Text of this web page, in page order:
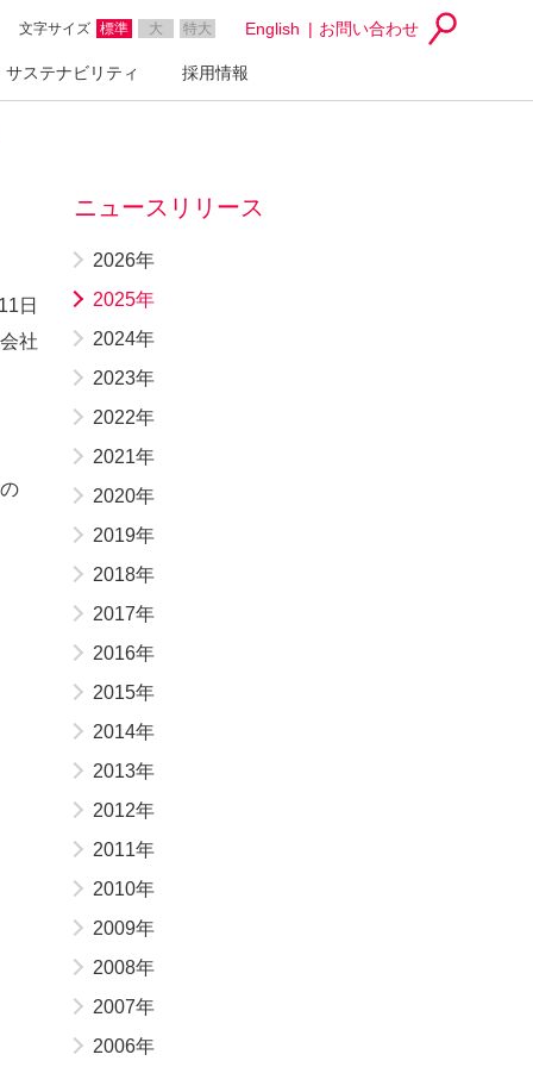
文字サイズ 標準 大 特大 English お問い合わせ
サステナビリティ 採用情報
日
社
ニュースリリース
2026年
2025年
2024年
2023年
2022年
2021年
2020年
2019年
2018年
2017年
2016年
2015年
2014年
2013年
2012年
2011年
2010年
2009年
2008年
2007年
2006年